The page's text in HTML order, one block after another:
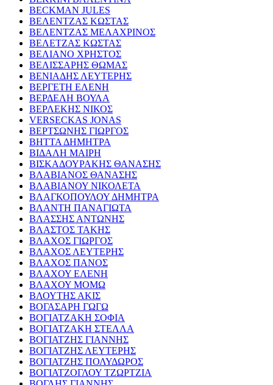
BECKMAN JULES
ΒΕΛΕΝΤΖΑΣ ΚΩΣΤΑΣ
ΒΕΛΕΝΤΖΑΣ ΜΕΛΑΧΡΙΝΟΣ
ΒΕΛΕΤΖΑΣ ΚΩΣΤΑΣ
ΒΕΛΙΑΝΟ ΧΡΗΣΤΟΣ
ΒΕΛΙΣΣΑΡΗΣ ΘΩΜΑΣ
ΒΕΝΙΑΔΗΣ ΛΕΥΤΕΡΗΣ
ΒΕΡΓΕΤΗ ΕΛΕΝΗ
ΒΕΡΔΕΛΗ ΒΟΥΛΑ
ΒΕΡΛΕΚΗΣ ΝΙΚΟΣ
VERSECKAS JONAS
ΒΕΡΤΣΩΝΗΣ ΓΙΩΡΓΟΣ
ΒΗΤΤΑ ΔΗΜΗΤΡΑ
ΒΙΔΑΛΗ ΜΑΙΡΗ
ΒΙΣΚΑΔΟΥΡΑΚΗΣ ΘΑΝΑΣΗΣ
ΒΛΑΒΙΑΝΟΣ ΘΑΝΑΣΗΣ
ΒΛΑΒΙΑΝΟΥ ΝΙΚΟΛΕΤΑ
ΒΛΑΓΚΟΠΟΥΛΟΥ ΔΗΜΗΤΡΑ
ΒΛΑΝΤΗ ΠΑΝΑΓΙΩΤΑ
ΒΛΑΣΣΗΣ ΑΝΤΩΝΗΣ
ΒΛΑΣΤΟΣ ΤΑΚΗΣ
ΒΛΑΧΟΣ ΓΙΩΡΓΟΣ
ΒΛΑΧΟΣ ΛΕΥΤΕΡΗΣ
ΒΛΑΧΟΣ ΠΑΝΟΣ
ΒΛΑΧΟΥ ΕΛΕΝΗ
ΒΛΑΧΟΥ ΜΟΜΩ
ΒΛΟΥΤΗΣ ΑΚΙΣ
ΒΟΓΑΣΑΡΗ ΓΩΓΩ
ΒΟΓΙΑΤΖΑΚΗ ΣΟΦΙΑ
ΒΟΓΙΑΤΖΑΚΗ ΣΤΕΛΛΑ
ΒΟΓΙΑΤΖΗΣ ΓΙΑΝΝΗΣ
ΒΟΓΙΑΤΖΗΣ ΛΕΥΤΕΡΗΣ
ΒΟΓΙΑΤΖΗΣ ΠΟΛΥΔΩΡΟΣ
ΒΟΓΙΑΤΖΟΓΛΟΥ ΤΖΩΡΤΖΙΑ